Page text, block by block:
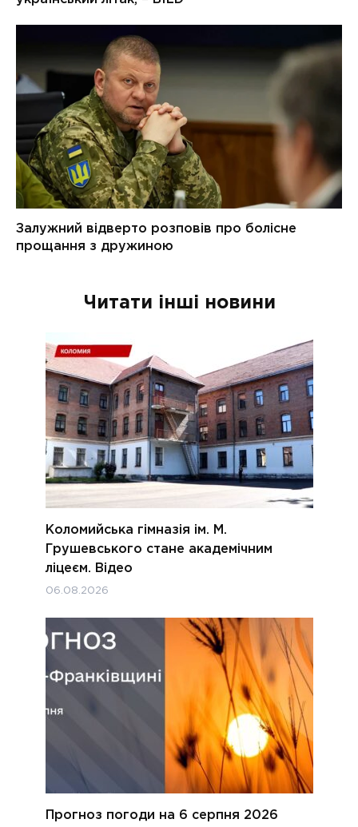
Читати інші новини
Коломийська гімназія ім. М.
Грушевського стане академічним
ліцеєм. Відео
06.08.2026
Прогноз погоди на 6 серпня 2026